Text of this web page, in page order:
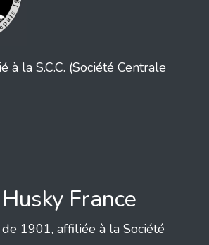
à la S.C.C. (Société Centrale
France
1901, affiliée à la Société